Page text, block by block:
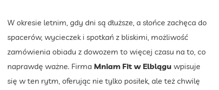
W okresie letnim, gdy dni są dłuższe, a słońce zachęca do
spacerów, wycieczek i spotkań z bliskimi, możliwość
zamówienia obiadu z dowozem to więcej czasu na to, co
naprawdę ważne. Firma Mniam Fit w Elblągu wpisuje
się w ten rytm, oferując nie tylko posiłek, ale też chwilę